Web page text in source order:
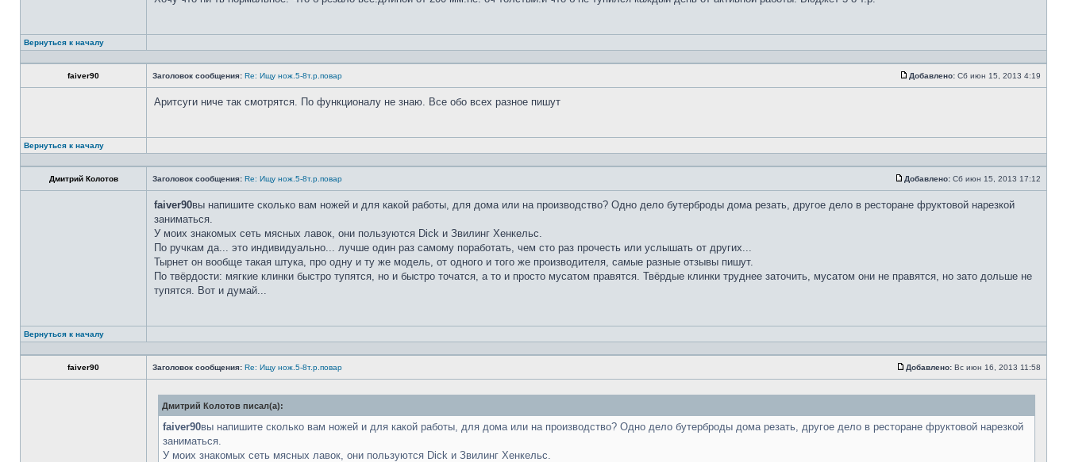
Вернуться к началу
faiver90 Заголовок сообщения: Re: Ищу нож.5-8т.р.повар Добавлено: Сб июн 15, 2013 4:19
Аритсуги ниче так смотрятся. По функционалу не знаю. Все обо всех разное пишут
Вернуться к началу
Дмитрий Колотов Заголовок сообщения: Re: Ищу нож.5-8т.р.повар Добавлено: Сб июн 15, 2013 17:12
faiver90вы напишите сколько вам ножей и для какой работы, для дома или на производство? Одно дело бутерброды дома резать, другое дело в ресторане фруктовой нарезкой
заниматься.
У моих знакомых сеть мясных лавок, они пользуются Dick и Звилинг Хенкельс.
По ручкам да... это индивидуально... лучше один раз самому поработать, чем сто раз прочесть или услышать от других...
Тырнет он вообще такая штука, про одну и ту же модель, от одного и того же производителя, самые разные отзывы пишут.
По твёрдости: мягкие клинки быстро тупятся, но и быстро точатся, а то и просто мусатом правятся. Твёрдые клинки труднее заточить, мусатом они не правятся, но зато дольше не
тупятся. Вот и думай...
Вернуться к началу
faiver90 Заголовок сообщения: Re: Ищу нож.5-8т.р.повар Добавлено: Вс июн 16, 2013 11:58
Дмитрий Колотов писал(а):
faiver90вы напишите сколько вам ножей и для какой работы, для дома или на производство? Одно дело бутерброды дома резать, другое дело в ресторане фруктовой нарезкой
заниматься.
У моих знакомых сеть мясных лавок, они пользуются Dick и Звилинг Хенкельс.